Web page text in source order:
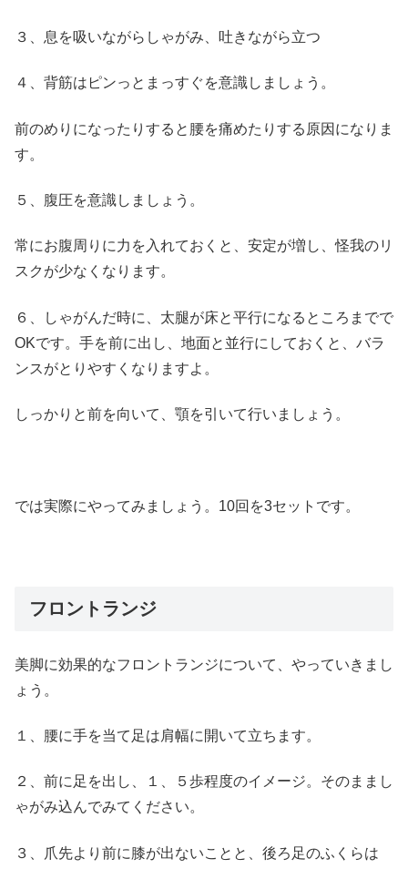
３、息を吸いながらしゃがみ、吐きながら立つ
４、背筋はピンっとまっすぐを意識しましょう。
前のめりになったりすると腰を痛めたりする原因になりま
す。
５、腹圧を意識しましょう。
常にお腹周りに力を入れておくと、安定が増し、怪我のリ
スクが少なくなります。
６、しゃがんだ時に、太腿が床と平行になるところまでで
OKです。手を前に出し、地面と並行にしておくと、バラ
ンスがとりやすくなりますよ。
しっかりと前を向いて、顎を引いて行いましょう。
では実際にやってみましょう。10回を3セットです。
フロントランジ
美脚に効果的なフロントランジについて、やっていきまし
ょう。
１、腰に手を当て足は肩幅に開いて立ちます。
２、前に足を出し、１、５歩程度のイメージ。そのままし
ゃがみ込んでみてください。
３、爪先より前に膝が出ないことと、後ろ足のふくらは